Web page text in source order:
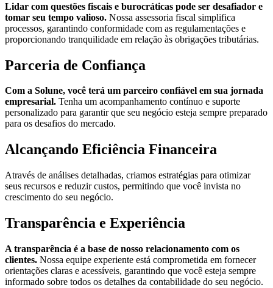
Lidar com questões fiscais e burocráticas pode ser desafiador e
tomar seu tempo valioso. Nossa assessoria fiscal simplifica
processos, garantindo conformidade com as regulamentações e
proporcionando tranquilidade em relação às obrigações tributárias.
Parceria de Confiança
Com a Solune, você terá um parceiro confiável em sua jornada
empresarial. Tenha um acompanhamento contínuo e suporte
personalizado para garantir que seu negócio esteja sempre preparado
para os desafios do mercado.
Alcançando Eficiência Financeira
Através de análises detalhadas, criamos estratégias para otimizar
seus recursos e reduzir custos, permitindo que você invista no
crescimento do seu negócio.
Transparência e Experiência
A transparência é a base de nosso relacionamento com os
clientes. Nossa equipe experiente está comprometida em fornecer
orientações claras e acessíveis, garantindo que você esteja sempre
informado sobre todos os detalhes da contabilidade do seu negócio.